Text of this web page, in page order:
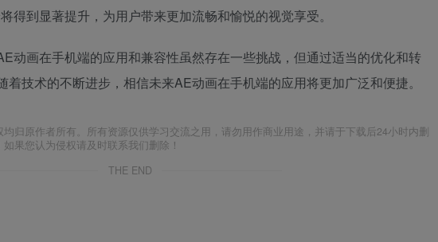
得到显著提升，为用户带来更加流畅和愉悦的视觉享受。
动画在手机端的应用和兼容性虽然存在一些挑战，但通过适当的优化和转
技术的不断进步，相信未来AE动画在手机端的应用将更加广泛和便捷。
归原作者所有。所有资源仅供学习交流之用，请勿用作商业用途，并请于下载后24小时内删
果您认为侵权请及时联系我们删除！
THE END